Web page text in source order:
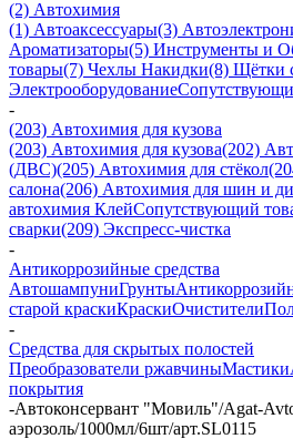
(2) Автохимия
(1) Автоаксессуары(3)
Ароматизаторы(5) Инструменты и
товары(7) Чехлы Накидки(8) Щётки
Электрооборудование
-
(203) Автохимия для кузова
(203) Автохимия для кузова(202)
(ДВС)(205) Автохимия для стёкол
салона(206) Автохимия для шин и
автохимия КлейСопутствующий
сварки(209) Экспреcс-чистка
-
Антикоррозийные средства
АвтошампуниГрунты
старой краскиКраскиОчистители
-
Средства для скрытых полостей
Преобразователи ржавчиныМастики
покрытия
-Автоконсервант "Мовиль"/Agat-
аэрозоль/1000мл/6шт/арт.SL0115